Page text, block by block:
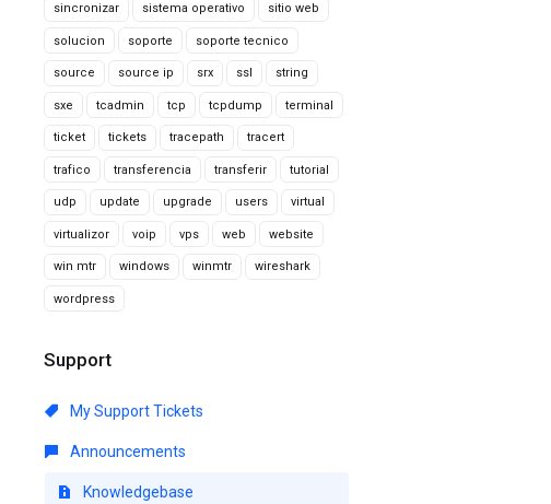
sincronizar sistema operativo sitio web
solucion soporte soporte tecnico
source source ip srx ssl string
sxe tcadmin tcp tcpdump terminal
ticket tickets tracepath tracert
trafico transferencia transferir tutorial
udp update upgrade users virtual
virtualizor voip vps web website
win mtr windows winmtr wireshark
wordpress
Support
My Support Tickets
Announcements
Knowledgebase